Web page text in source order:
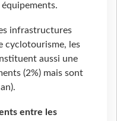
infrastructures
cyclotourisme, les
aussi une
(2%) mais sont
entre les